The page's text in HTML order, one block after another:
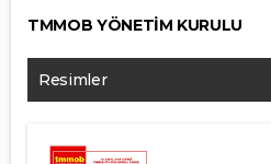
TMMOB YÖNETİM KURULU
Resimler